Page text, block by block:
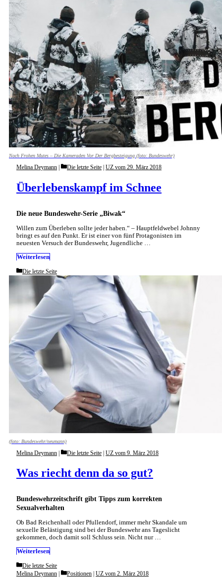
Noch Frohen Mutes – Die Kameraden Vor Der Bergbesteigung (foto: Bundeswehr)
Die neue Bundeswehr-Serie „Biwak“
Überlebenskampf im Schnee
Melina Deymann Categories
Die letzte Seite UZ vom 29. März 2018
Willen zum Überleben sollte jeder haben.“ – Hauptfeldwebel Johnny
bringt es auf den Punkt. Er ist einer von fünf Protagonisten im
neuesten Versuch der Bundeswehr, Jugendliche …
Weiterlesen
Categories
Die letzte Seite
(foto: Bundeswehr/neumann)
Bundeswehrzeitschrift gibt Tipps zum korrekten
Sexualverhalten
Was riecht denn da so gut?
Melina Deymann Categories
Die letzte Seite | UZ vom 9. März 2018
Ob Bad Reichenhall oder Pfullendorf, immer mehr Skandale um
sexuelle Belästigung sind bei der Bundeswehr ans Tageslicht
gekommen, doch damit soll Schluss sein. Nicht nur …
Weiterlesen
Categories
Die letzte Seite
Melina Deymann
Categories
Positionen | UZ vom 2. März 2018